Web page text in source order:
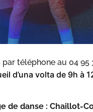
téléphone au 04 95
d’una volta de 9h à
de danse : Chaillot-